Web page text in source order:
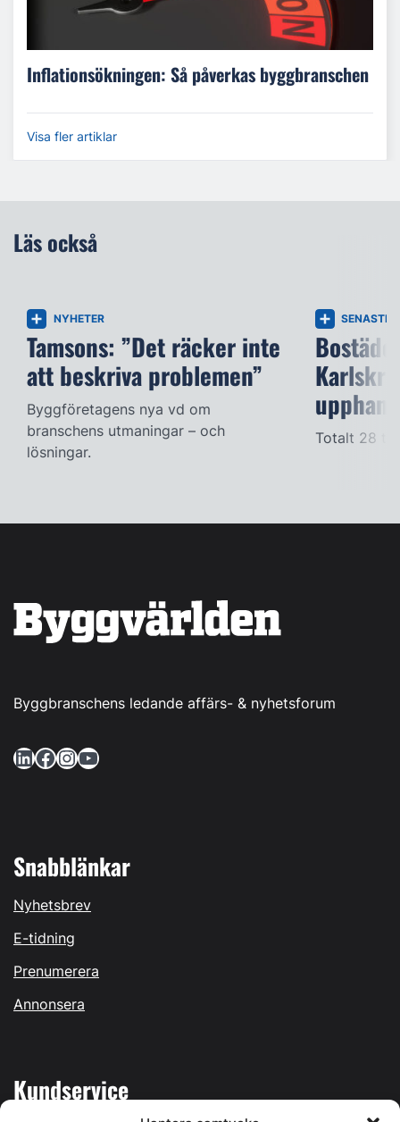
Inflationsökningen: Så påverkas byggbranschen
Visa fler artiklar
Läs också
NYHETER
Tamsons: ”Det räcker inte
att beskriva problemen”
Byggföretagens nya vd om
branschens utmaningar – och
lösningar.
SENASTE
Totalt 28
Byggbranschens ledande affärs- & nyhetsforum
LinkedIn Facebook InstagramYouTube
Snabblänkar
Nyhetsbrev
E-tidning
Prenumerera
Annonsera
Kundservice